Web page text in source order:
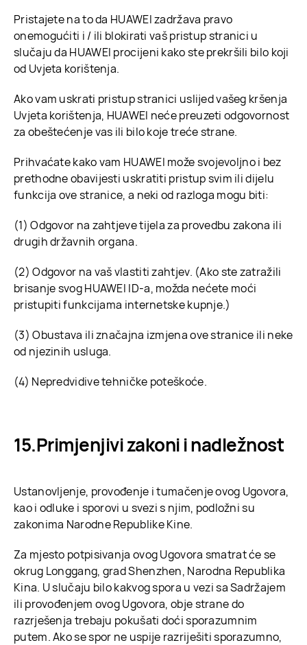
Pristajete na to da HUAWEI zadržava pravo
onemogućiti i / ili blokirati vaš pristup stranici u
slučaju da HUAWEI procijeni kako ste prekršili bilo koji
od Uvjeta korištenja.
Ako vam uskrati pristup stranici uslijed vašeg kršenja
Uvjeta korištenja, HUAWEI neće preuzeti odgovornost
za obeštećenje vas ili bilo koje treće strane.
Prihvaćate kako vam HUAWEI može svojevoljno i bez
prethodne obavijesti uskratiti pristup svim ili dijelu
funkcija ove stranice, a neki od razloga mogu biti:
(1) Odgovor na zahtjeve tijela za provedbu zakona ili
drugih državnih organa.
(2) Odgovor na vaš vlastiti zahtjev. (Ako ste zatražili
brisanje svog HUAWEI ID-a, možda nećete moći
pristupiti funkcijama internetske kupnje.)
(3) Obustava ili značajna izmjena ove stranice ili neke
od njezinih usluga.
(4) Nepredvidive tehničke poteškoće.
Primjenjivi zakoni i nadležnost
Ustanovljenje, provođenje i tumačenje ovog Ugovora,
kao i odluke i sporovi u svezi s njim, podložni su
zakonima Narodne Republike Kine.
Za mjesto potpisivanja ovog Ugovora smatrat će se
okrug Longgang, grad Shenzhen, Narodna Republika
Kina. U slučaju bilo kakvog spora u vezi sa Sadržajem
ili provođenjem ovog Ugovora, obje strane do
razrješenja trebaju pokušati doći sporazumnim
putem. Ako se spor ne uspije razriješiti sporazumno,